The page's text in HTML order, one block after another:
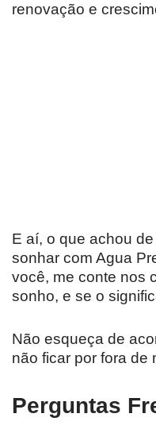
renovação e
E aí, o que achou
sonhar com Agua
você, me conte nos
sonho, e se o
Não esqueça de
não ficar por fora de
Perguntas